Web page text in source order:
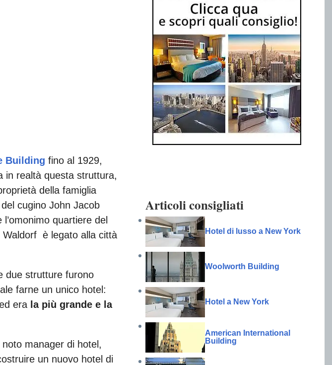
Articoli consigliati
Hotel di lusso a New York
Woolworth Building
Hotel a New York
American International
Building
Building fino al 1929,
in realtà questa struttura,
della famiglia
cugino John Jacob
quartiere del
Waldorf è legato alla città
due strutture furono
farne un unico hotel:
era la più grande e la
manager di hotel,
un nuovo hotel di